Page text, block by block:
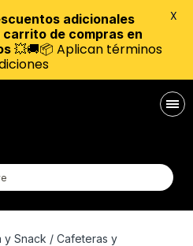
y Snack / Cafeteras y
adicionales
de compras en
💥🚚📦 Aplican términos
X